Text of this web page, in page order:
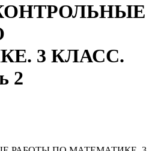
КОНТРОЛЬНЫЕ
3 КЛАСС.
2